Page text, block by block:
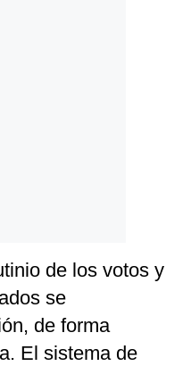
de los votos y
se
de forma
El sistema de